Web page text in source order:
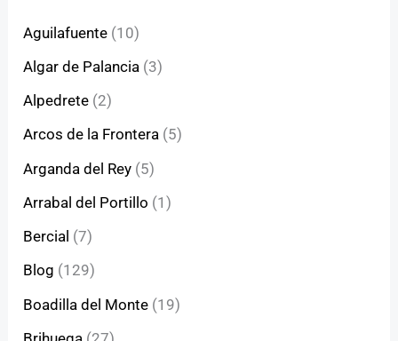
Aguilafuente (10)
Algar de Palancia (3)
Alpedrete (2)
Arcos de la Frontera (5)
Arganda del Rey (5)
Arrabal del Portillo (1)
Bercial (7)
Blog (129)
Boadilla del Monte (19)